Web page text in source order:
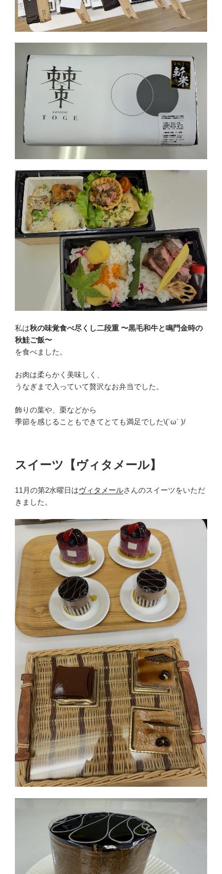
私は秋の味覚食べ尽くし二段重 〜黒毛和牛と鳴門金時の
秋鮭ご飯〜
を食べました。
お肉は柔らかく美味しく、
うなぎまで入っていて贅沢なお弁当でした。
飾りの葉や、栗などから
季節を感じることもできてとても満足でした\(´ω` )/
スイーツ【ヴィタメール】
11月の第2水曜日はヴィタメールさんのスイーツをいただ
きました。